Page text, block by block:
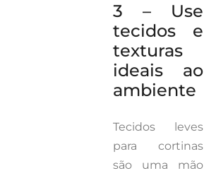
3 – Use
tecidos e
texturas
ideais ao
ambiente
Tecidos leves
para cortinas
são uma mão